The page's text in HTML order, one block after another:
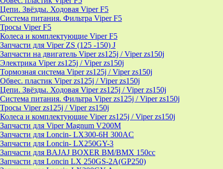
Цепи. Звёзды. Ходовая Viper F5
Система питания. Фильтра Viper F5
Тросы Viper F5
Колеса и комплектующие Viper F5
Запчасти для Viper ZS (125 -150) J
Запчасти на двигатель Viper zs125j / Viper zs150j
Электрика Viper zs125j / Viper zs150j
Тормозная система Viper zs125j / Viper zs150j
Обвес. пластик Viper zs125j / Viper zs150j
Цепи. Звёзды. Ходовая Viper zs125j / Viper zs150j
Система питания. Фильтра Viper zs125j / Viper zs150j
Тросы Viper zs125j / Viper zs150j
Колеса и комплектующие Viper zs125j / Viper zs150j
Запчасти для Viper Magnum V200M
Запчасти для Loncin- LX300-6H 300AC
Запчасти для Loncin- LX250GY-3
Запчасти для BAJAJ BOXER BM/ВМX 150cc
Запчасти для Loncin LX 250GS-2A(GP250)